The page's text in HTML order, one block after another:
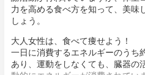
力を高める食べ方を知って、美味
しょう。
大人女性は、食べて痩せよう！
一日に消費するエネルギーのうち
あり、運動をしなくても、臓器の